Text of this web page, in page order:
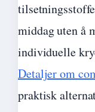
middag uten å
individuelle
Detaljer om
praktisk